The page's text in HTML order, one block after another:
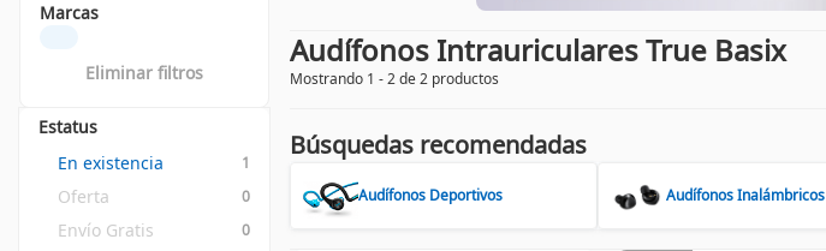
Marcas
Eliminar filtros
Estatus
En existencia
1
Oferta 0
Envío Gratis 0
Audífonos Intrauriculares True Basix
Mostrando 1 - 2 de 2 productos
Búsquedas recomendadas
Audífonos Deportivos Audífonos Inalámbricos